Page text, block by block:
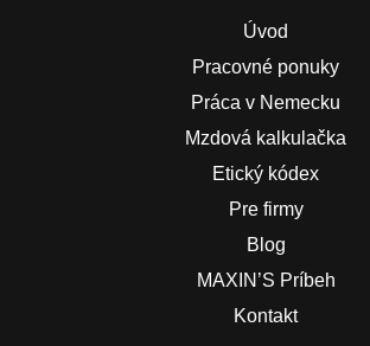
Úvod
Pracovné ponuky
Práca v Nemecku
Mzdová kalkulačka
Etický kódex
Pre firmy
Blog
MAXIN’S Príbeh
Kontakt